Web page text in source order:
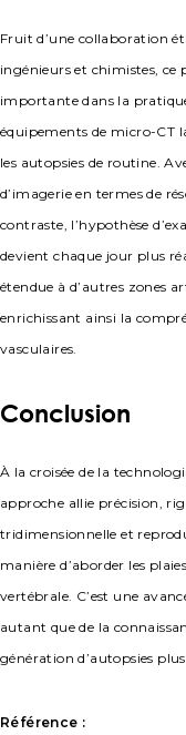
Fruit d’une collaboration
ingénieurs et chimistes, ce
importante dans la
équipements de micro-CT
les autopsies de routine.
d’imagerie en termes de
contraste, l’hypothèse
devient chaque jour plus
étendue à d’autres zones
enrichissant ainsi la
vasculaires.
Conclusion
À la croisée de la
approche allie précision,
tridimensionnelle et
manière d’aborder les
vertébrale. C’est une
autant que de la
génération d’autopsies
Référence :